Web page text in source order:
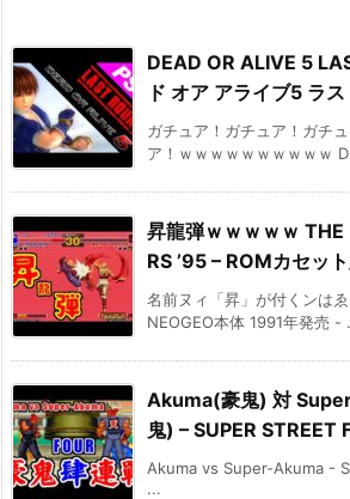
DEAD OR ALIVE 5
ド オア アライブ5 ラ
ガチュア！ガチュア！ガチ
ア！ｗｗｗｗｗｗｗｗｗｗ
昇龍弾ｗｗｗｗｗ THE
RS ’95 – ROMカセッ
名前ヌィ「昇」が付くンは
NEOGEO本体 1991年発売 -
Akuma(豪鬼) 対
鬼) – SUPER STREET
Akuma vs Super-Akuma -
...